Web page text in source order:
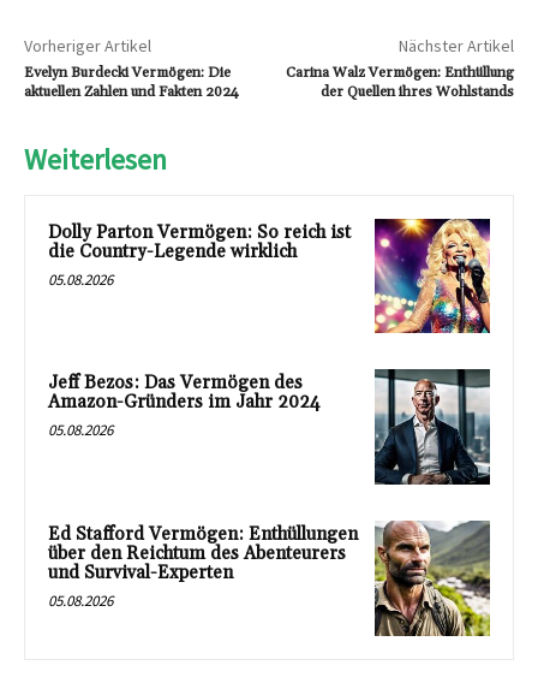
Vorheriger Artikel
Evelyn Burdecki Vermögen: Die
aktuellen Zahlen und Fakten 2024
Nächster Artikel
Carina Walz Vermögen: Enthüllung
der Quellen ihres Wohlstands
Weiterlesen
Dolly Parton Vermögen: So reich ist
die Country-Legende wirklich
05.08.2026
Jeff Bezos: Das Vermögen des
Amazon-Gründers im Jahr 2024
05.08.2026
Ed Stafford Vermögen: Enthüllungen
über den Reichtum des Abenteurers
und Survival-Experten
05.08.2026